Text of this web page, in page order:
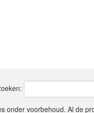
onder voorbehoud. Al de